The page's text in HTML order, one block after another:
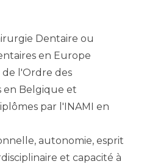
Dentaire ou
en Europe
de l'Ordre des
en Belgique et
par l'INAMI en
autonomie, esprit
et capacité à